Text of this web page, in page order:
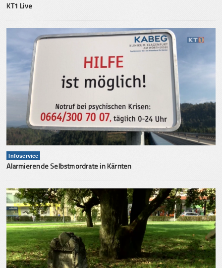
KT1 Live
Infoservice
Alarmierende Selbstmordrate in Kärnten